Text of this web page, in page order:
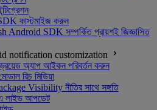
কাস্টমাইজ করুন
Android SDK সম্পর্কিত প্রায়শই জিজ্ঞাসিত
notification customization
অ্যাপ আইকন পরিবর্তন করুন
রিচ মিডিয়া
Visibility নীতির সাথে সঙ্গতি
লাইভ আপডেট